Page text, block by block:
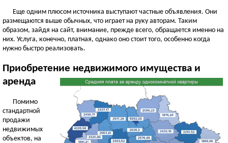
Еще одним плюсом источника выступают частные объявления. Они
размещаются выше обычных, что играет на руку авторам. Таким
образом, зайдя на сайт, внимание, прежде всего, обращается именно на
них. Услуга, конечно, платная, однако оно стоит того, особенно когда
нужно быстро реализовать.
Приобретение недвижимого имущества и
аренда
Помимо
стандартной
продажи
недвижимых
объектов, на